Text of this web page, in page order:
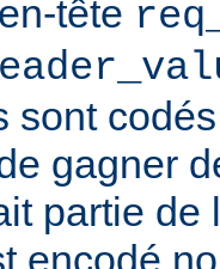
tête
sont
gagner
partie de
encodé